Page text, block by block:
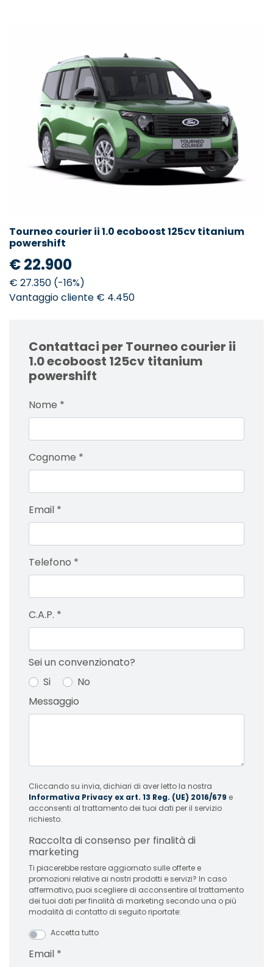
Tourneo courier ii 1.0 ecoboost 125cv titanium
powershift
€ 22.900
€ 27.350 (-16%)
Vantaggio cliente € 4.450
Contattaci per Tourneo courier ii
1.0 ecoboost 125cv titanium
powershift
Nome *
Cognome *
Email *
Telefono *
C.A.P. *
Sei un convenzionato?
Si
No
Messaggio
Cliccando su invia, dichiari di aver letto la nostra
Informativa Privacy ex art. 13 Reg. (UE) 2016/679 e
acconsenti al trattamento dei tuoi dati per il servizio
richiesto.
Raccolta di consenso per finalità di
marketing
Ti piacerebbe restare aggiornato sulle offerte e
promozioni relative ai nostri prodotti e servizi? In caso
affermativo, puoi scegliere di acconsentire al trattamento
dei tuoi dati per finalità di marketing secondo una o più
modalità di contatto di seguito riportate:
Accetta tutto
Email *